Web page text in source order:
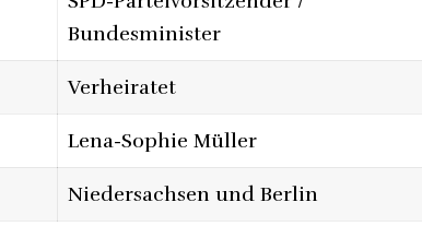
Bundesminister
Verheiratet
Lena-Sophie Müller
Niedersachsen und Berlin